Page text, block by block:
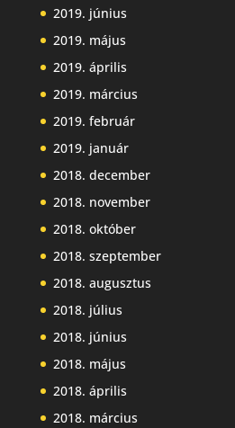
2019. június
2019. május
2019. április
2019. március
2019. február
2019. január
2018. december
2018. november
2018. október
2018. szeptember
2018. augusztus
2018. július
2018. június
2018. május
2018. április
2018. március